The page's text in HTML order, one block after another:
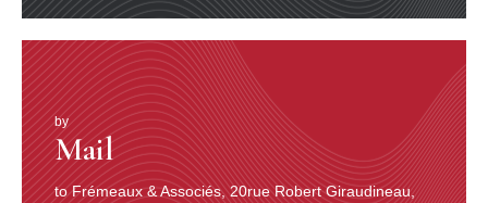
ne manque jamais d’inclure au programme une ou deux
biguines. Mieux : il invite de grands musiciens antillais à
se joindre à eux. Eugène Delouche, Albert Lirvat, José
Benjamin, Georges Nouel, les frères Misaine, Bibi
Louison, Don Barreto, Jean-Pierre Coco… joueront
avec le groupe lors de plusieurs concerts. En 1986, les
Haricots Rouges font une tournée aux Antilles.
En novembre 1988, Bernard Bolosier, directeur de la
Maison de la Culture du Lamentin, invite Gérard Tarquin
by
Mail
to Frémeaux & Associés, 20rue Robert Giraudineau,